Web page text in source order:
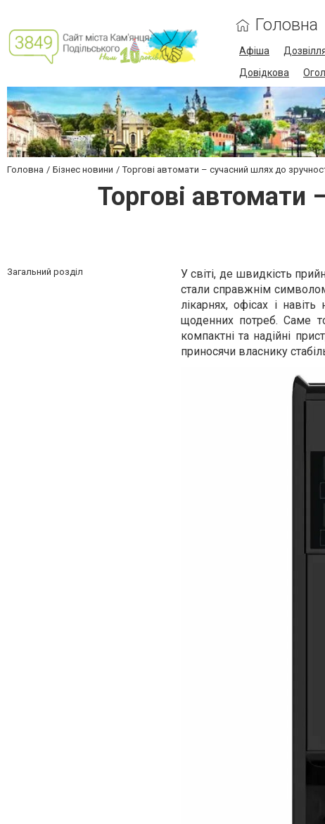
Головна
Афіша
Довідкова
Головна Бізнес новини Торгові автомати – сучасний шлях до
Торгові автомати
Загальний розділ У світі, де швидкість
стали справжнім символом
лікарнях, офісах і
щоденних потреб. Саме
компактні та надійні
приносячи власнику